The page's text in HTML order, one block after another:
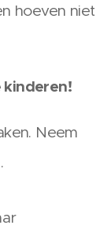
hoeven niet
kinderen!
Neem